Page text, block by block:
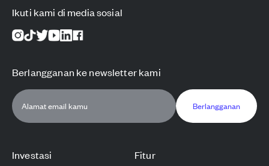
Investasi Fitur
Ikuti kami di media sosial
Berlangganan ke newsletter kami
Berlangganan